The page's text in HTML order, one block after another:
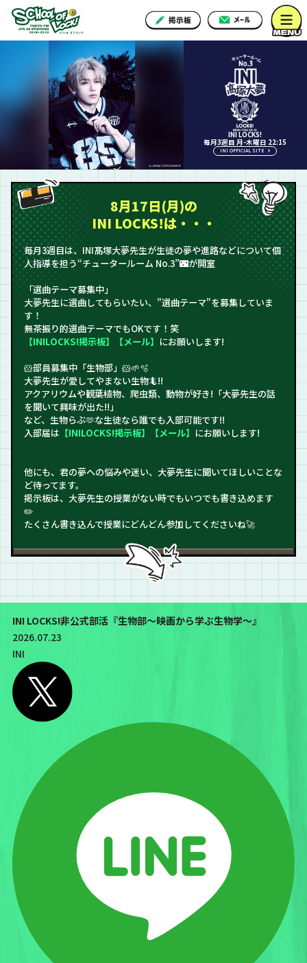
INI LOCKS!
毎月3週目 月-木曜日 22:15
INI OFFICIAL SITE
8月17日(月)の
INI LOCKS!は・・・
毎月3週目は、INI髙塚大夢先生が生徒の夢や進路などについて個
人指導を担う“チュータールーム No.3”🌃が開室
「選曲テーマ募集中」
大夢先生に選曲してもらいたい、"選曲テーマ"を募集していま
す！
無茶振り的選曲テーマでもOKです！笑
【INILOCKS!掲示板】【メール】 にお願いします!
🐹部員募集中「生物部」🐹🌱🫧
大夢先生が愛してやまない生物🦎!!
アクアリウムや観葉植物、爬虫類、動物が好き!「大夢先生の話
を聞いて興味が出た!!」
など、生物らぶ🫶な生徒なら誰でも入部可能です!!
入部届は 【INILOCKS!掲示板】【メール】 にお願いします!
他にも、君の夢への悩みや迷い、大夢先生に聞いてほしいことな
ど待ってます。
掲示板は、大夢先生の授業がない時でもいつでも書き込めます
✏️
たくさん書き込んで授業にどんどん参加してくださいね🚀
INI LOCKS!非公式部活『生物部〜映画から学ぶ生物学〜』
2026.07.23
INI